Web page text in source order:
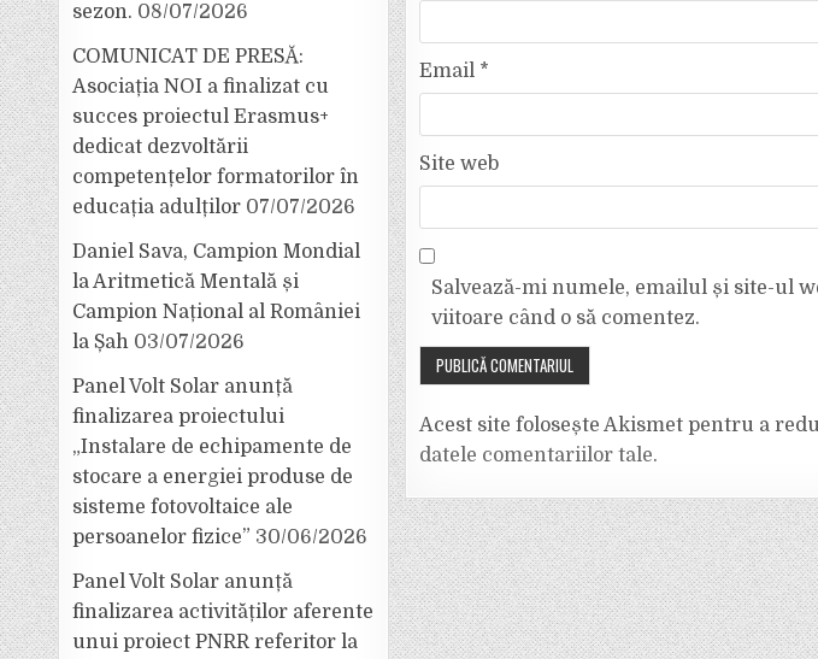
Email *
Site web
Salvează-mi numele, emailul și site-ul
viitoare când o să comentez.
Acest site folosește Akismet pentru a
datele comentariilor tale.
sezon. 08/07/2026
COMUNICAT DE PRESĂ:
Asociația NOI a finalizat cu
succes proiectul Erasmus+
dedicat dezvoltării
competențelor formatorilor în
educația adulților 07/07/2026
Daniel Sava, Campion Mondial
la Aritmetică Mentală și
Campion Național al României
la Șah 03/07/2026
Panel Volt Solar anunță
finalizarea proiectului
„Instalare de echipamente de
stocare a energiei produse de
sisteme fotovoltaice ale
persoanelor fizice” 30/06/2026
Panel Volt Solar anunță
finalizarea activităților aferente
unui proiect PNRR referitor la